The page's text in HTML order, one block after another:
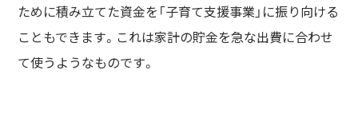
ために積み立てた資金を「子育て支援事業」に振り向ける
こともできます。これは家計の貯金を急な出費に合わせ
て使うようなものです。